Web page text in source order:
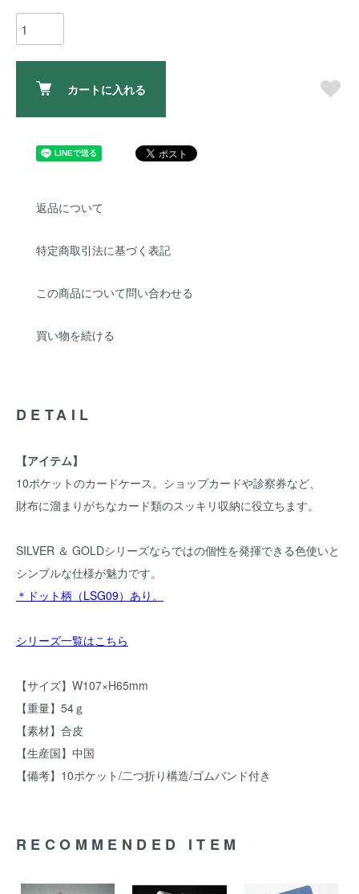
カートに入れる
返品について
特定商取引法に基づく表記
この商品について問い合わせる
買い物を続ける
DETAIL
【アイテム】
10ポケットのカードケース。ショップカードや診察券など、
財布に溜まりがちなカード類のスッキリ収納に役立ちます。
SILVER ＆ GOLDシリーズならではの個性を発揮できる色使いと
シンプルな仕様が魅力です。
＊ドット柄（LSG09）あり。
シリーズ一覧はこちら
【サイズ】W107×H65mm
【重量】54ｇ
【素材】合皮
【生産国】中国
【備考】10ポケット/二つ折り構造/ゴムバンド付き
RECOMMENDED ITEM